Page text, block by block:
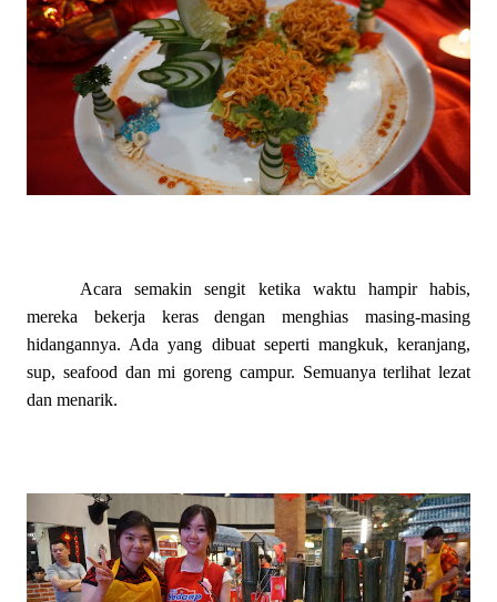
Acara semakin sengit ketika waktu hampir habis,
mereka bekerja keras dengan menghias masing-masing
hidangannya. Ada yang dibuat seperti mangkuk, keranjang,
sup, seafood dan mi goreng campur. Semuanya terlihat lezat
dan menarik.